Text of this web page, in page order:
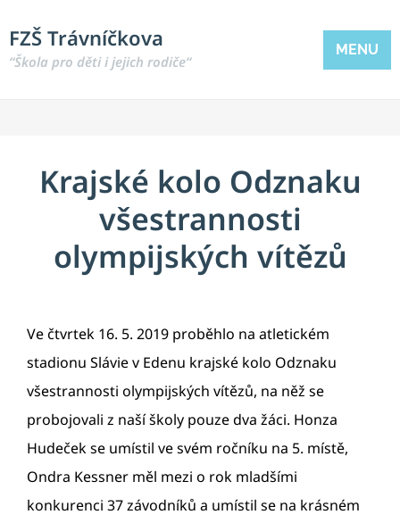
FZŠ Trávníčkova
“Škola pro děti i jejich rodiče“
MENU
Krajské kolo Odznaku
všestrannosti
olympijských vítězů
Ve čtvrtek 16. 5. 2019 proběhlo na atletickém
stadionu Slávie v Edenu krajské kolo Odznaku
všestrannosti olympijských vítězů, na něž se
probojovali z naší školy pouze dva žáci. Honza
Hudeček se umístil ve svém ročníku na 5. místě,
Ondra Kessner měl mezi o rok mladšími
konkurenci 37 závodníků a umístil se na krásném